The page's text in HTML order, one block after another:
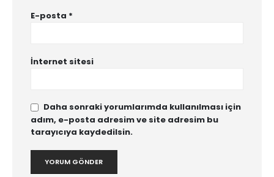
E-posta *
İnternet sitesi
Daha sonraki yorumlarımda kullanılması için
adım, e-posta adresim ve site adresim bu
tarayıcıya kaydedilsin.